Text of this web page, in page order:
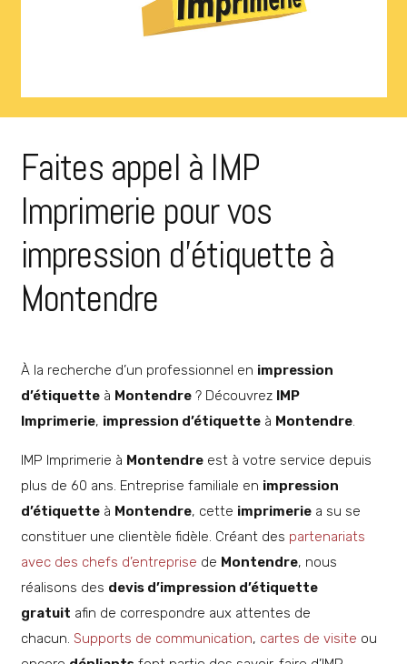
Faites appel à IMP
Imprimerie pour vos
impression d’étiquette à
Montendre
À la recherche d’un professionnel en impression
d’étiquetteà Montendre? Découvrez IMP
Imprimerie, impression d’étiquetteà Montendre.
IMP Imprimerie à Montendreest à votre service depuis
plus de 60 ans. Entreprise familiale en impression
d’étiquetteà Montendre, cette imprimeriea su se
constituer une clientèle fidèle. Créant des partenariats
avec des chefs d’entreprise de Montendre, nous
réalisons des devis d’impression d’étiquette
gratuit afin de correspondre aux attentes de
chacun. Supports de communication, cartes de visite ou